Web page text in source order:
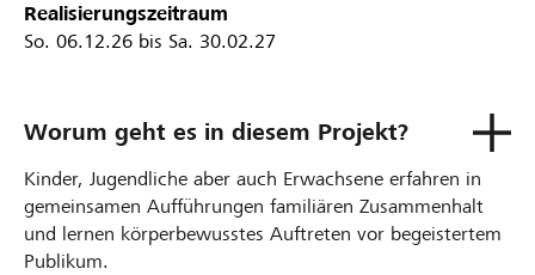
Realisierungszeitraum
So. 06.12.26 bis Sa. 30.02.27
Worum geht es in diesem Projekt?
Kinder, Jugendliche aber auch Erwachsene erfahren in
gemeinsamen Aufführungen familiären Zusammenhalt
und lernen körperbewusstes Auftreten vor begeistertem
Publikum.